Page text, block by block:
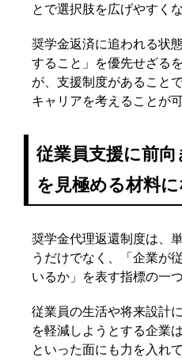
とで選択肢を広げやすく
奨学金返済に追われる状
すること」を優先せざる
が、支援制度があること
キャリアを考えることが
従業員支援に前
を見極める材料に
奨学金代理返還制度は、
うだけでなく、「企業が
いるか」を表す指標の一
従業員の生活や将来設計
を軽減しようとする企業
といった面にも力を入れ